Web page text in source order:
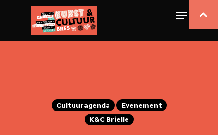
Cultuuragenda
Evenement
K&C Brielle